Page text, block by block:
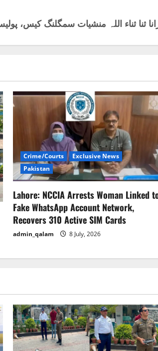
ثنا ثناء اللہ منشیات سمگلنگ کیس،
Crime/Courts
Exclusive News
Pakistan
Lahore: NCCIA Arrests Woman Linked
Fake WhatsApp Account Network,
Recovers 310 Active SIM Cards
admin_qalam 8 July, 2026